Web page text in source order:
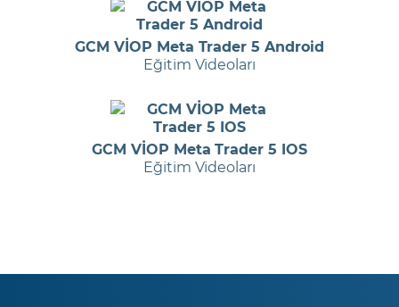
GCM VİOP Meta Trader 5 Android
Eğitim Videoları
GCM VİOP Meta Trader 5 IOS
Eğitim Videoları